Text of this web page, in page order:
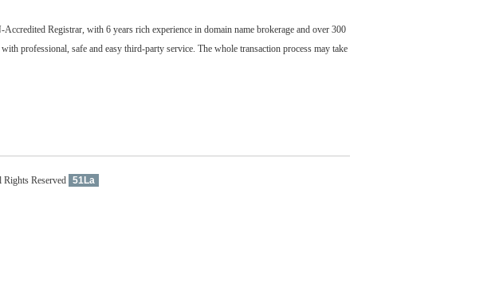
Registrar, with 6 years rich experience in domain name brokerage and over 300
professional, safe and easy third-party service. The whole transaction process may take
Reserved 51La